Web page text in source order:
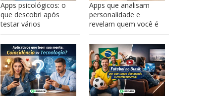
Apps psicológicos: o
que descobri após
testar vários
Apps que analisam
personalidade e
revelam quem você é